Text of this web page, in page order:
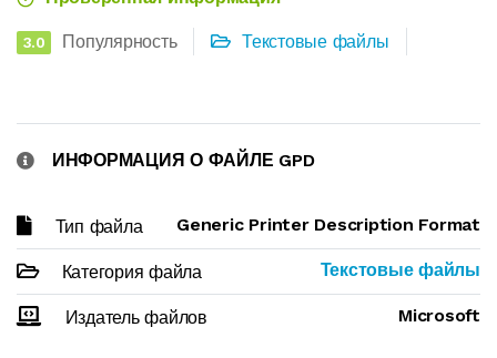
3.0 Популярность Текстовые файлы
ИНФОРМАЦИЯ О ФАЙЛЕ GPD
Тип файла Generic Printer Description Format
Категория файла Текстовые файлы
Издатель файлов Microsoft